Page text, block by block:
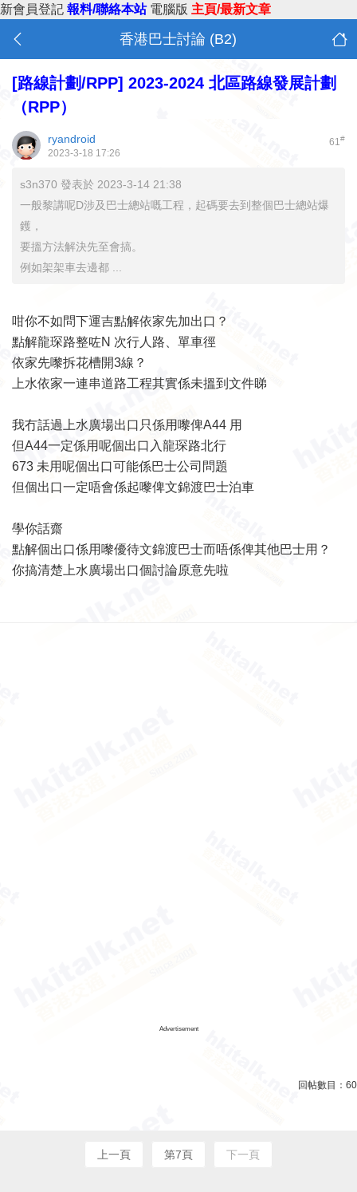
新會員登記 報料/聯絡本站 電腦版 主頁/最新文章
香港巴士討論 (B2)
[路線計劃/RPP] 2023-2024 北區路線發展計劃
（RPP）
61#
ryandroid
2023-3-18 17:26
s3n370 發表於 2023-3-14 21:38
一般黎講呢D涉及巴士總站嘅工程，起碼要去到整個巴士總站爆
鑊，
要搵方法解決先至會搞。
例如架架車去邊都 ...
咁你不如問下運吉點解依家先加出口？
點解龍琛路整咗N 次行人路、單車徑
依家先嚟拆花槽開3線？
上水依家一連串道路工程其實係未搵到文件睇
我冇話過上水廣場出口只係用嚟俾A44 用
但A44一定係用呢個出口入龍琛路北行
673 未用呢個出口可能係巴士公司問題
但個出口一定唔會係起嚟俾文錦渡巴士泊車
學你話齋
點解個出口係用嚟優待文錦渡巴士而唔係俾其他巴士用？
你搞清楚上水廣場出口個討論原意先啦
Advertisement
回帖數目： 60
上一頁 第7頁 下一頁